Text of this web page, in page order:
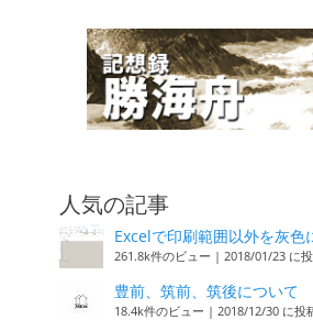
人気の記事
Excelで印刷範囲以外を灰色
261.8k件のビュー | 2018/01/23 に
豊前、筑前、筑後について
18.4k件のビュー | 2018/12/30 に投